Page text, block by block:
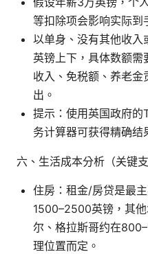
等扣除项会影响实际到
以单身、没有其他收
英镑上下，具体数额需
收入、免税额、养老
出。
提示：使用英国政府
务计算器可获得精确结
六、生活成本分析（关键支
住房：租金/房贷是最
1500–2500英镑，其
尔、格拉斯哥约在
理位置而定。